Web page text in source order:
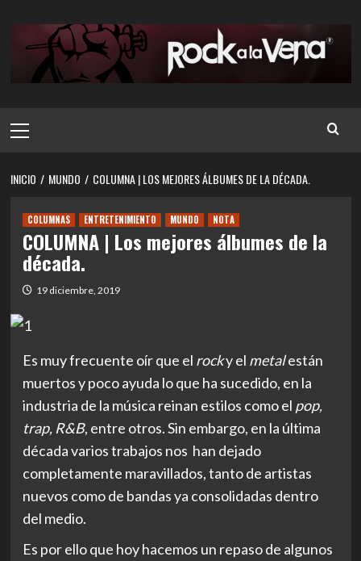
contenido
principal
INICIO MUNDO COLUMNA | LOS MEJORES ÁLBUMES DE LA DÉCADA.
COLUMNAS ENTRETENIMIENTO MUNDO NOTA
COLUMNA | Los mejores álbumes de la
década.
19 diciembre, 2019
Es muy frecuente oír que el rocky el metalestán
muertos y poco ayuda lo que ha sucedido, en la
industria de la música reinan estilos como el pop,
trap, R&B, entre otros. Sin embargo, en la última
década varios trabajos nos han dejado
completamente maravillados, tanto de artistas
nuevos como de bandas ya consolidadas dentro
del medio.
Es por ello que hoy hacemos un repaso de algunos